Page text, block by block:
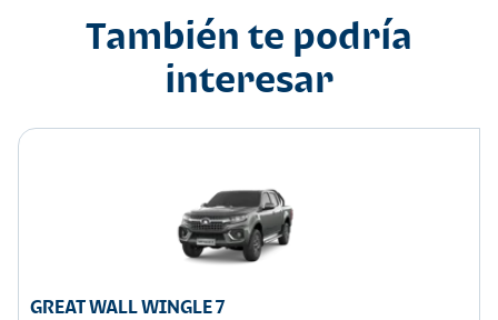
También te podría
interesar
GREAT WALL WINGLE 7